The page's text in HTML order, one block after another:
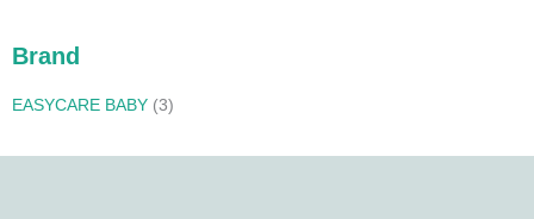
Brand
EASYCARE BABY (3)